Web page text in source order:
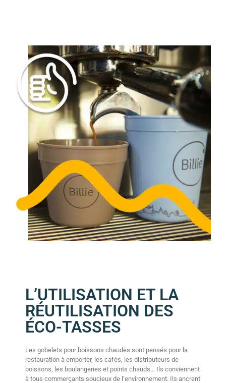
L’UTILISATION ET LA
RÉUTILISATION DES
ÉCO-TASSES
Les gobelets pour boissons chaudes sont pensés pour la
restauration à emporter, les cafés, les distributeurs de
boissons, les boulangeries et points chauds… Ils conviennent
à tous commerçants soucieux de l’environnement. Ils ancrent